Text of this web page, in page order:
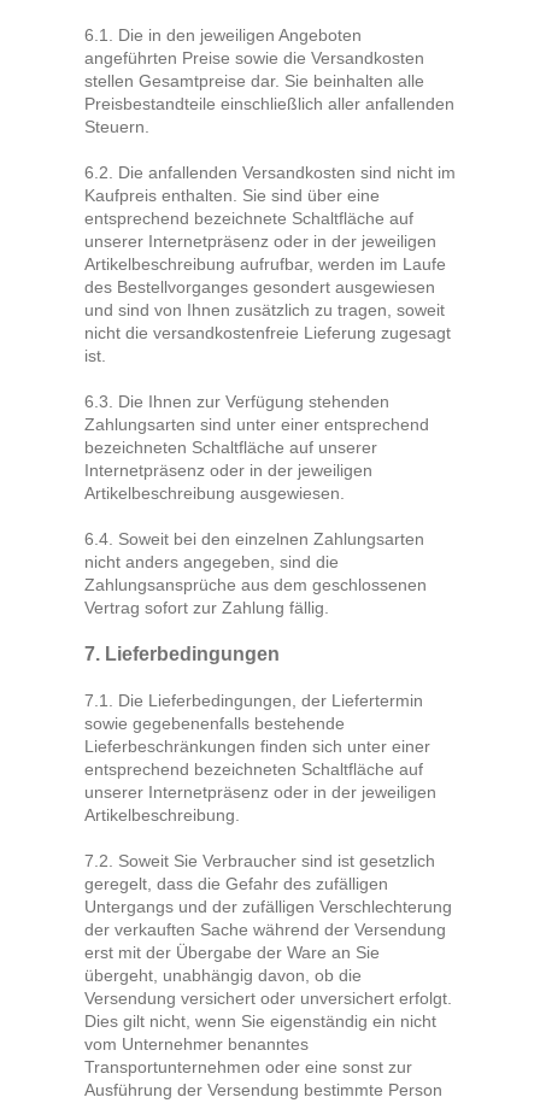
6.1. Die in den jeweiligen Angeboten
angeführten Preise sowie die Versandkosten
stellen Gesamtpreise dar. Sie beinhalten alle
Preisbestandteile einschließlich aller anfallenden
Steuern.
6.2. Die anfallenden Versandkosten sind nicht im
Kaufpreis enthalten. Sie sind über eine
entsprechend bezeichnete Schaltfläche auf
unserer Internetpräsenz oder in der jeweiligen
Artikelbeschreibung aufrufbar, werden im Laufe
des Bestellvorganges gesondert ausgewiesen
und sind von Ihnen zusätzlich zu tragen, soweit
nicht die versandkostenfreie Lieferung zugesagt
ist.
6.3. Die Ihnen zur Verfügung stehenden
Zahlungsarten sind unter einer entsprechend
bezeichneten Schaltfläche auf unserer
Internetpräsenz oder in der jeweiligen
Artikelbeschreibung ausgewiesen.
6.4. Soweit bei den einzelnen Zahlungsarten
nicht anders angegeben, sind die
Zahlungsansprüche aus dem geschlossenen
Vertrag sofort zur Zahlung fällig.
7. Lieferbedingungen
7.1. Die Lieferbedingungen, der Liefertermin
sowie gegebenenfalls bestehende
Lieferbeschränkungen finden sich unter einer
entsprechend bezeichneten Schaltfläche auf
unserer Internetpräsenz oder in der jeweiligen
Artikelbeschreibung.
7.2. Soweit Sie Verbraucher sind ist gesetzlich
geregelt, dass die Gefahr des zufälligen
Untergangs und der zufälligen Verschlechterung
der verkauften Sache während der Versendung
erst mit der Übergabe der Ware an Sie
übergeht, unabhängig davon, ob die
Versendung versichert oder unversichert erfolgt.
Dies gilt nicht, wenn Sie eigenständig ein nicht
vom Unternehmer benanntes
Transportunternehmen oder eine sonst zur
Ausführung der Versendung bestimmte Person